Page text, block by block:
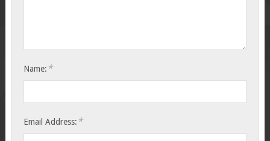
Name: *
Email Address: *